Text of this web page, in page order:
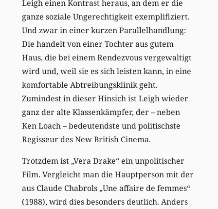
Leigh einen Kontrast heraus, an dem er die
ganze soziale Ungerechtigkeit exemplifiziert.
Und zwar in einer kurzen Parallelhandlung:
Die handelt von einer Tochter aus gutem
Haus, die bei einem Rendezvous vergewaltigt
wird und, weil sie es sich leisten kann, in eine
komfortable Abtreibungsklinik geht.
Zumindest in dieser Hinsich ist Leigh wieder
ganz der alte Klassenkämpfer, der – neben
Ken Loach – bedeutendste und politischste
Regisseur des New British Cinema.
Trotzdem ist „Vera Drake“ ein unpolitischer
Film. Vergleicht man die Hauptperson mit der
aus Claude Chabrols „Une affaire de femmes“
(1988), wird dies besonders deutlich. Anders